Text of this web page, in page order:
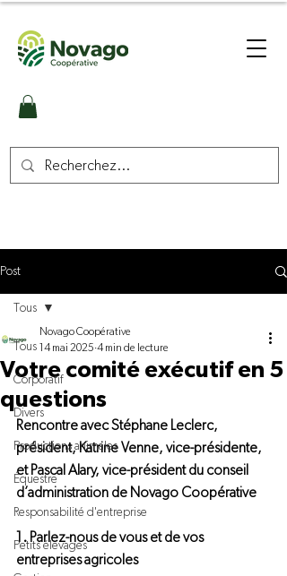
Post
Tous
Corporatif
Divers
Productions animales
Équestre
Responsabilité d'entreprise
Petits élevages
Tous
Votre comité exécutif en 5
questions
Novago Coopérative
14 mai 2025 4 min de lecture
Rencontre avec Stéphane Leclerc,
président, Katrine Venne, vice-présidente,
et Pascal Alary, vice-président du conseil
d’administration de Novago Coopérative
1. Parlez-nous de vous et de vos
entreprises agricoles